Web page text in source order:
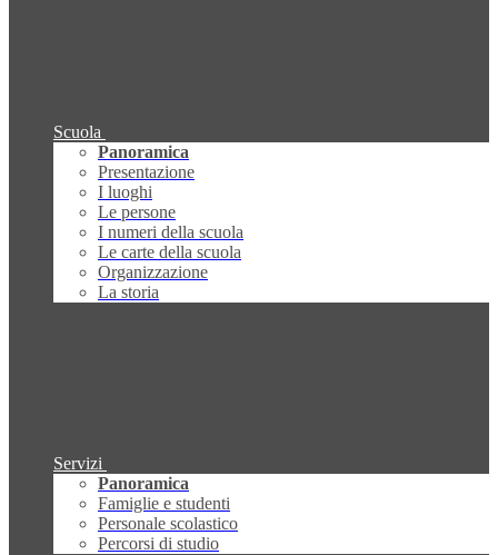
Scuola
Panoramica
Presentazione
I luoghi
Le persone
I numeri della scuola
Le carte della scuola
Organizzazione
La storia
Servizi
Panoramica
Famiglie e studenti
Personale scolastico
Percorsi di studio